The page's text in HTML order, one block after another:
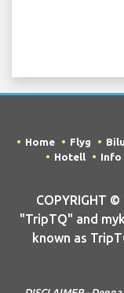
Home Flyg
Hotell
Info
COPYRIGHT
"TripTQ" and
known as